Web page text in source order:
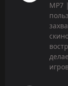
MP7